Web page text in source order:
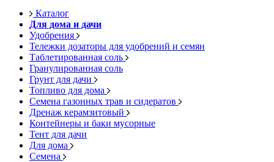
Каталог
Для дома и дачи
Удобрения
Тележки дозаторы для удобрений и семян
Таблетированная соль
Гранулированная соль
Грунт для дачи
Топливо для дома
Семена газонных трав и сидератов
Дренаж керамзитовый
Контейнеры и баки мусорные
Тент для дачи
Для дома
Семена